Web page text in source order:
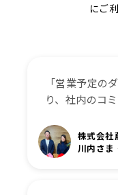
にご
「営業予定の
り、社内のコ
株式会社
川内さま